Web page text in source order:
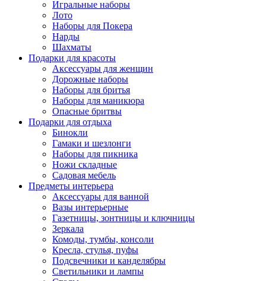
Игральные наборы
Лото
Наборы для Покера
Нарды
Шахматы
Подарки для красоты
Аксессуары для женщин
Дорожные наборы
Наборы для бритья
Наборы для маникюра
Опасные бритвы
Подарки для отдыха
Бинокли
Гамаки и шезлонги
Наборы для пикника
Ножи складные
Садовая мебель
Предметы интерьера
Аксессуары для ванной
Вазы интерьерные
Газетницы, зонтницы и ключницы
Зеркала
Комоды, тумбы, консоли
Кресла, стулья, пуфы
Подсвечники и канделябры
Светильники и лампы